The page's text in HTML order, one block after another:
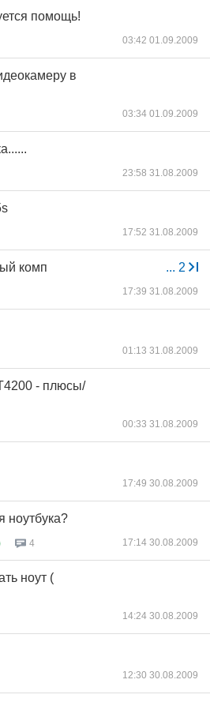
помощь!
03:42 01.09.2009
в
03:34 01.09.2009
23:58 31.08.2009
17:52 31.08.2009
... 2
комп
17:39 31.08.2009
01:13 31.08.2009
- плюсы/
00:33 31.08.2009
17:49 30.08.2009
ноутбука?
4 17:14 30.08.2009
ноут (
14:24 30.08.2009
12:30 30.08.2009